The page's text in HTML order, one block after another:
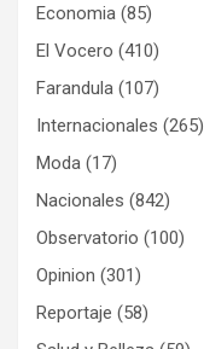
Economia (85)
El Vocero (410)
Farandula (107)
Internacionales (265)
Moda (17)
Nacionales (842)
Observatorio (100)
Opinion (301)
Reportaje (58)